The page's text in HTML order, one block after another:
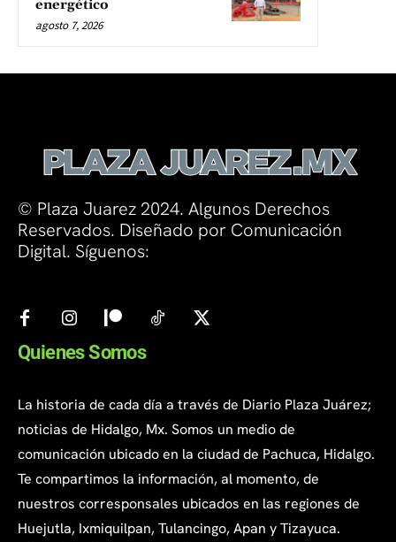
energético
agosto 7, 2026
© Plaza Juarez 2024. Algunos Derechos
Reservados. Diseñado por Comunicación
Digital. Síguenos:
Quienes Somos
La historia de cada día a través de Diario Plaza Juárez;
noticias de Hidalgo, Mx. Somos un medio de
comunicación ubicado en la ciudad de Pachuca, Hidalgo.
Te compartimos la información, al momento, de
nuestros corresponsales ubicados en las regiones de
Huejutla, Ixmiquilpan, Tulancingo, Apan y Tizayuca.